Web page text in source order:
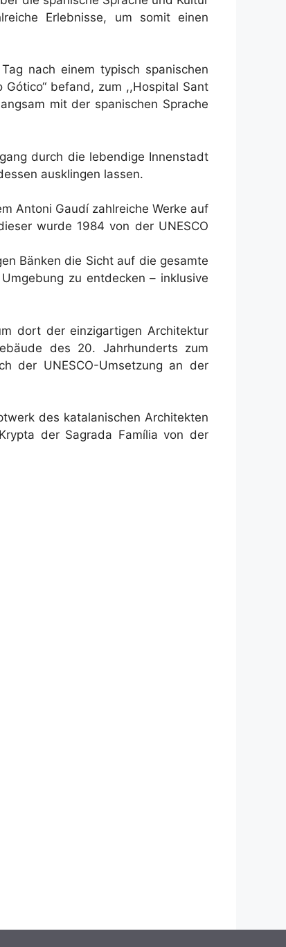
Erlebnisse, um somit einen
nach einem typisch spanischen
Gótico“ befand, zum ,,Hospital Sant
mit der spanischen Sprache
durch die lebendige Innenstadt
ausklingen lassen.
Antoni Gaudí zahlreiche Werke auf
wurde 1984 von der UNESCO
Bänken die Sicht auf die gesamte
zu entdecken – inklusive
dort der einzigartigen Architektur
des 20. Jahrhunderts zum
der UNESCO-Umsetzung an der
des katalanischen Architekten
der Sagrada Família von der